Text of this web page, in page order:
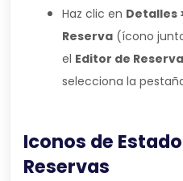
Haz clic en Detalles
Reserva (ícono
el Editor de
selecciona la
Iconos de
Reservas